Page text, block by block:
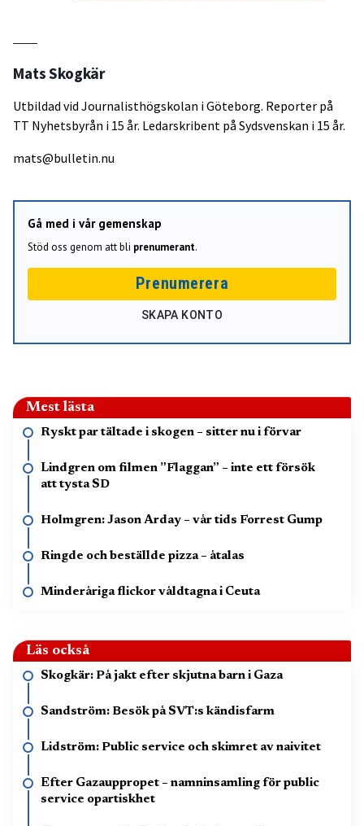
Mats Skogkär
Utbildad vid Journalisthögskolan i Göteborg. Reporter på
TT Nyhetsbyrån i 15 år. Ledarskribent på Sydsvenskan i 15 år.
mats@bulletin.nu
Gå med i vår gemenskap
Stöd oss genom att bli prenumerant.
Prenumerera
SKAPA KONTO
Mest lästa
Ryskt par tältade i skogen – sitter nu i förvar
Lindgren om filmen ”Flaggan” – inte ett försök
att tysta SD
Holmgren: Jason Arday – vår tids Forrest Gump
Ringde och beställde pizza – åtalas
Minderåriga flickor våldtagna i Ceuta
Läs också
Skogkär: På jakt efter skjutna barn i Gaza
Sandström: Besök på SVT:s kändisfarm
Lidström: Public service och skimret av naivitet
Efter Gazauppropet – namninsamling för public
service opartiskhet